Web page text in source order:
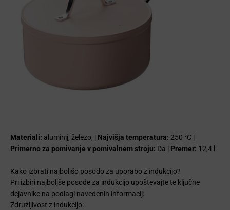
Materiali: aluminij, železo, | Najvišja temperatura: 250 °C |
Primerno za pomivanje v pomivalnem stroju: Da | Premer: 12,4 l
Kako izbrati najboljšo posodo za uporabo z indukcijo?
Pri izbiri najboljše posode za indukcijo upoštevajte te ključne
dejavnike na podlagi navedenih informacij:
Združljivost z indukcijo: